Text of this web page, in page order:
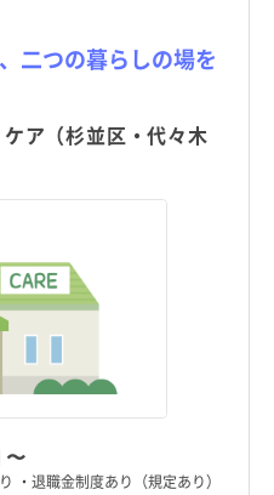
二つの暮らしの場を
ア（杉並区・代々木
〜
・退職金制度あり（規定あり）